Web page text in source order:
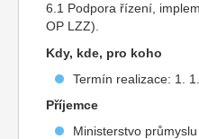
6.1 Podpora řízení,
OP LZZ).
Kdy, kde, pro koho
Termín realizace: 1.
Příjemce
Ministerstvo